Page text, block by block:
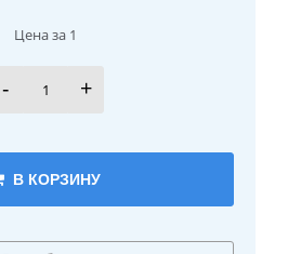
Цена за 1
- +
В КОРЗИНУ